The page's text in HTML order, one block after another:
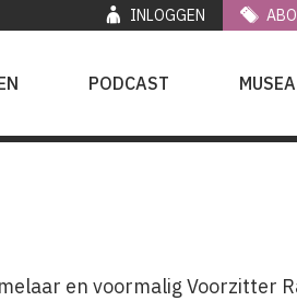
INLOGGEN
PODCAST MUSEA
en voormalig Voorzitter